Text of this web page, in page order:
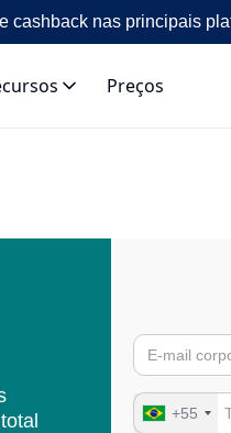
cashback nas principais
Preços
+55